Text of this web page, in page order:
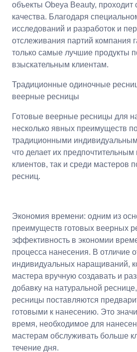
объекты Obeya Beauty, проходит
качества. Благодаря
исследований и разработок и
отслеживания партий компания
только самые лучшие продукты
взыскательным клиентам.
Традиционные одиночные
веерные ресницы
Готовые веерные ресницы для
несколько явных преимуществ
традиционными
что делает их
клиентов, так и среди мастеров
ресниц.
Экономия времени: одним из
преимуществ готовых веерных
эффективность в экономии
процесса нанесения. В отличие
индивидуальных наращиваний,
мастера вручную создавать и
добавку на натуральной
ресницы поставляются
готовыми к нанесению. Это
время, необходимое для
мастерам обслуживать больше
течение дня.